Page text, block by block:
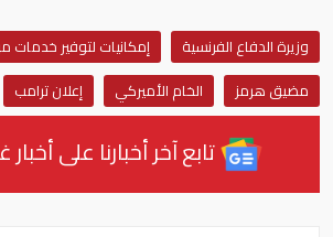
وزيرة الدفاع الفرنسية
إمكانيات لتوفير خدمات
مضيق هرمز
الخام الأميركي إعلان ترامب
تابع آخر أخبارنا على